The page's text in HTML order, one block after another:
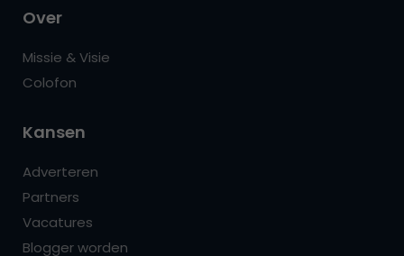
Over
Missie & Visie
Colofon
Kansen
Adverteren
Partners
Vacatures
Blogger worden